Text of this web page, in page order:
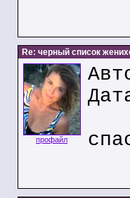
Re: черный список
профайл